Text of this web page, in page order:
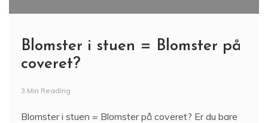
Blomster i stuen = Blomster på
coveret?
3 Min Reading
Blomster i stuen = Blomster på coveret? Er du bare